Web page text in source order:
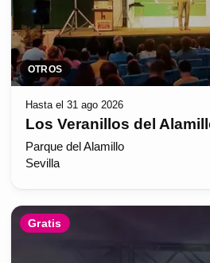
OTROS
Hasta el 31 ago 2026
Los Veranillos del
Parque del Alamillo
Sevilla
Gratis